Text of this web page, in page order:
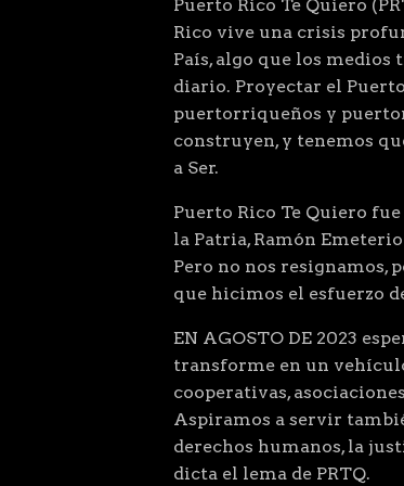
Puerto Rico Te Quiero
Rico vive una crisis
País, algo que los medios
diario. Proyectar el
puertorriqueños y
construyen, y tenemos
a Ser.
Puerto Rico Te Quiero
la Patria, Ramón
Pero no nos resignamos,
que hicimos el esfuerzo
EN AGOSTO DE 2023
transforme en un
cooperativas,
Aspiramos a servir
derechos humanos, la
dicta el lema de PRTQ.